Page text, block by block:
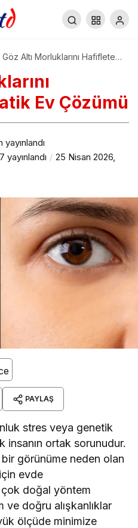
Göz Altı Morluklarını Hafifleten
Ev Çözümü
yayınlandı
yayınlandı
25 Nisan 2026,
PAYLAŞ
stres veya genetik
ortak sorunudur.
görünüme neden olan
evde
doğal yöntem
ve doğru alışkanlıklar
ölçüde minimize
Her Gün Yapmanız